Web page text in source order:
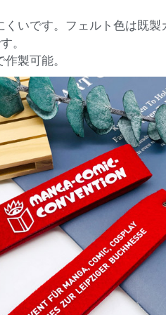
いです。フェルト色は既製
。
製可能。